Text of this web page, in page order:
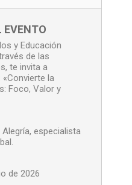
EVENTO
y Educación
de las
te invita a
la
Foco, Valor y
especialista
de 2026